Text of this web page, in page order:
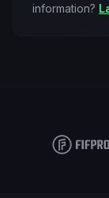
information?